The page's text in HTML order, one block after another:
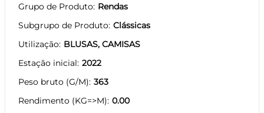
Grupo de Produto Rendas
Subgrupo de Produto Clássicas
Utilização BLUSAS, CAMISAS
Estação inicial 2022
Peso bruto (G/M) 363
Rendimento (KG=>M) 0.00